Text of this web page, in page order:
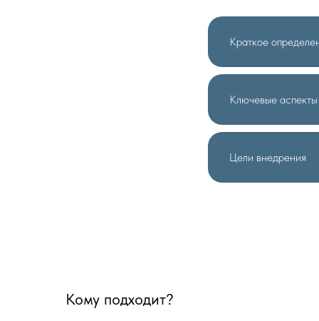
Краткое
Ключевые аспекты
Цели внедрения
Кому подходит?